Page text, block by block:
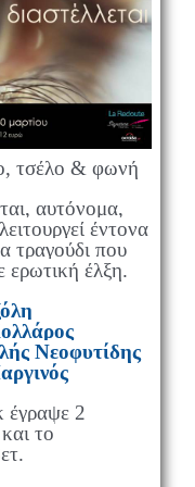
τσέλο & φωνή
αυτόνομα,
έντονα
τραγούδι που
ερωτική έλξη.
Νεοφυτίδης
έγραψε 2
το